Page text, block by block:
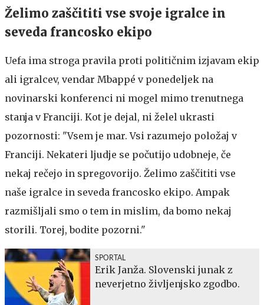
Želimo zaščititi vse svoje igralce in
seveda francosko ekipo
Uefa ima stroga pravila proti političnim izjavam ekip
ali igralcev, vendar Mbappé v ponedeljek na
novinarski konferenci ni mogel mimo trenutnega
stanja v Franciji. Kot je dejal, ni želel ukrasti
pozornosti: "Vsem je mar. Vsi razumejo položaj v
Franciji. Nekateri ljudje se počutijo udobneje, če
nekaj rečejo in spregovorijo. Želimo zaščititi vse
naše igralce in seveda francosko ekipo. Ampak
razmišljali smo o tem in mislim, da bomo nekaj
storili. Torej, bodite pozorni."
SPORTAL
Erik Janža. Slovenski junak z
neverjetno življenjsko zgodbo.